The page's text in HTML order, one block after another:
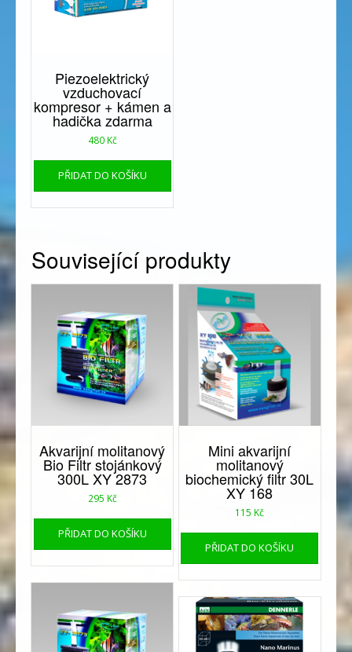
Piezoelektrický
vzduchovací
kompresor + kámen a
hadička zdarma
480 Kč
PŘIDAT DO KOŠÍKU
Související produkty
Akvarijní molitanový
Bio Filtr stojánkový
300L XY 2873
295 Kč
PŘIDAT DO KOŠÍKU
Mini akvarijní
molitanový
biochemický filtr 30L
XY 168
115 Kč
PŘIDAT DO KOŠÍKU